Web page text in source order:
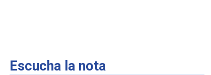
Escucha la nota